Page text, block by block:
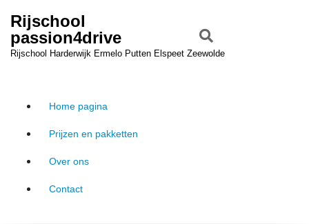
Rijschool
passion4drive
Rijschool Harderwijk Ermelo Putten Elspeet Zeewolde
Home pagina
Prijzen en pakketten
Over ons
Contact